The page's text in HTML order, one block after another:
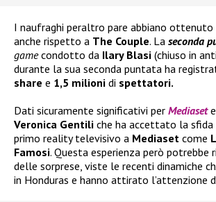
I naufraghi peraltro pare abbiano
anche rispetto a The Couple. La seconda
gamecondotto da Ilary Blasi (chiuso in
durante la sua seconda puntata ha
share e 1,5 milioni di spettatori.
Dati sicuramente significativi per Mediasete
Veronica Gentili che ha accettato la sfida
primo reality televisivo a Mediaset come
Famosi. Questa esperienza però potrebbe
delle sorprese, viste le recenti dinamiche
in Honduras e hanno attirato l’attenzione